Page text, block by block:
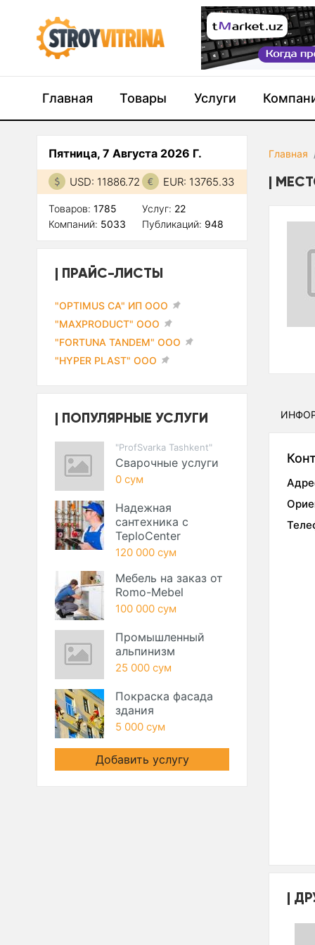
Главная Товары Услуги
Главная
Пятница, 7 Августа 2026 Г.
USD: 11886.72 EUR: 13765.33
Товаров: 1785
Компаний: 5033
Услуг: 22
Публикаций: 948
ПРАЙС-ЛИСТЫ
"OPTIMUS CA" ИП ООО
"MAXPRODUCT" ООО
"FORTUNA TANDEM" ООО
"HYPER PLAST" ООО
ПОПУЛЯРНЫЕ УСЛУГИ
"ProfSvarka Tashkent"
Сварочные услуги
0 сум
Надежная
сантехника с
TeploCenter
120 000 сум
Мебель на заказ от
Romo-Mebel
100 000 сум
Промышленный
альпинизм
25 000 сум
Покраска фасада
здания
5 000 сум
Добавить услугу